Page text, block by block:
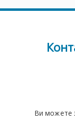
Ви можете